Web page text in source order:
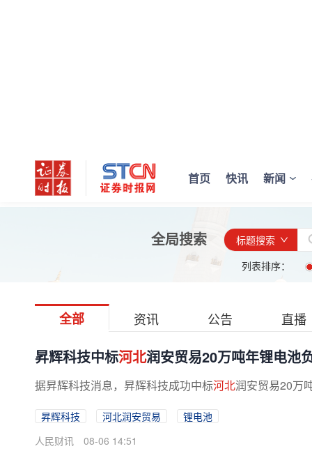
首页 快讯 新闻
全局搜索
标题搜索
列表排序：
全部 资讯 公告 直播
昇辉科技中标河北润安贸易20万吨年锂电池
据昇辉科技消息，昇辉科技成功中标河北润安贸易20万
昇辉科技 河北润安贸易
锂电池
人民财讯
08-06 14:51